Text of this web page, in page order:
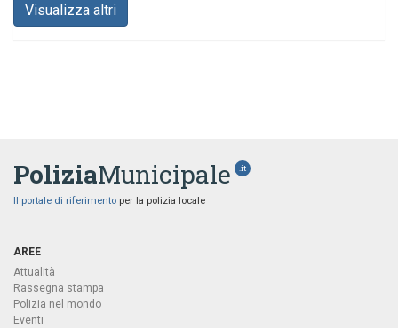
Visualizza altri
PoliziaMunicipale .it
Il portale di riferimento per la polizia locale
AREE
Attualità
Rassegna stampa
Polizia nel mondo
Eventi